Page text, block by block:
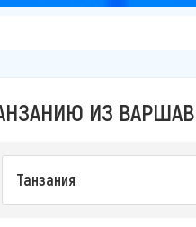
ИЗ
Танзания